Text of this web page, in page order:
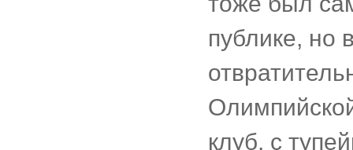
публике, но
клуб, с